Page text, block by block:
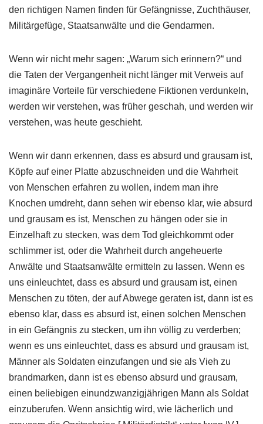
den richtigen Namen finden für Gefängnisse, Zuchthäuser,
Militärgefüge, Staatsanwälte und die Gendarmen.
Wenn wir nicht mehr sagen: „Warum sich erinnern?“ und
die Taten der Vergangenheit nicht länger mit Verweis auf
imaginäre Vorteile für verschiedene Fiktionen verdunkeln,
werden wir verstehen, was früher geschah, und werden wir
verstehen, was heute geschieht.
Wenn wir dann erkennen, dass es absurd und grausam ist,
Köpfe auf einer Platte abzuschneiden und die Wahrheit
von Menschen erfahren zu wollen, indem man ihre
Knochen umdreht, dann sehen wir ebenso klar, wie absurd
und grausam es ist, Menschen zu hängen oder sie in
Einzelhaft zu stecken, was dem Tod gleichkommt oder
schlimmer ist, oder die Wahrheit durch angeheuerte
Anwälte und Staatsanwälte ermitteln zu lassen. Wenn es
uns einleuchtet, dass es absurd und grausam ist, einen
Menschen zu töten, der auf Abwege geraten ist, dann ist es
ebenso klar, dass es absurd ist, einen solchen Menschen
in ein Gefängnis zu stecken, um ihn völlig zu verderben;
wenn es uns einleuchtet, dass es absurd und grausam ist,
Männer als Soldaten einzufangen und sie als Vieh zu
brandmarken, dann ist es ebenso absurd und grausam,
einen beliebigen einundzwanzigjährigen Mann als Soldat
einzuberufen. Wenn ansichtig wird, wie lächerlich und